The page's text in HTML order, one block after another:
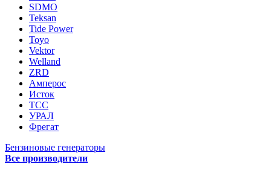
SDMO
Teksan
Tide Power
Toyo
Vektor
Welland
ZRD
Амперос
Исток
ТСС
УРАЛ
Фрегат
Бензиновые генераторы
Все производители